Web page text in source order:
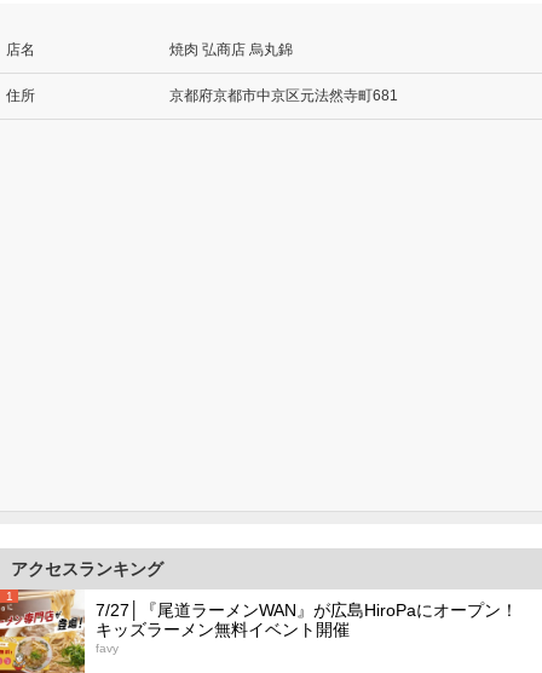
店名 焼肉 弘商店 烏丸錦
住所 京都府京都市中京区元法然寺町681
アクセスランキング
1
7/27│『尾道ラーメンWAN』が広島HiroPaにオープン！
キッズラーメン無料イベント開催
favy